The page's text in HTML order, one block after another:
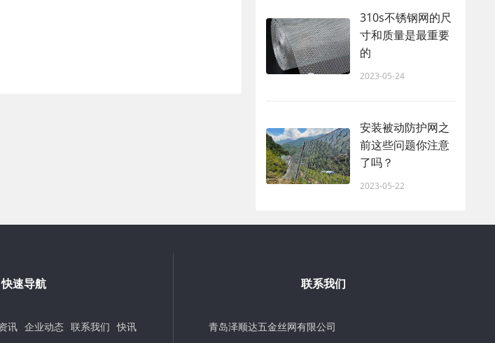
310s不锈钢网的尺
寸和质量是最重要
的
2023-05-24
安装被动防护网之
前这些问题你注意
了吗？
2023-05-22
快速导航
讯 企业动态 联系我们 快讯
联系我们
青岛泽顺达五金丝网有限公司